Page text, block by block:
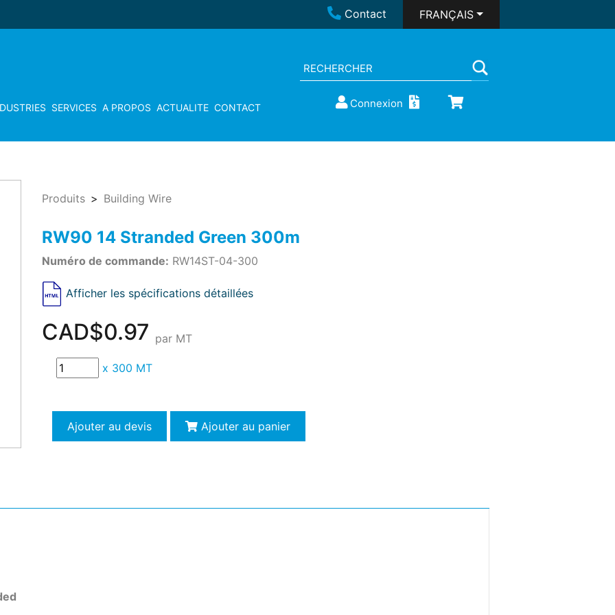
Contact FRANÇAIS
SERVICES A PROPOS ACTUALITE CONTACT Connexion
Produits Building Wire
RW90 14 Stranded Green 300m
Numéro de commande: RW14ST-04-300
Afficher les spécifications détaillées
CAD$0.97 par MT
x 300 MT
Ajouter au devis Ajouter au panier